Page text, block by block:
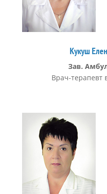
Кукуш
Зав.
Врач-терапевт